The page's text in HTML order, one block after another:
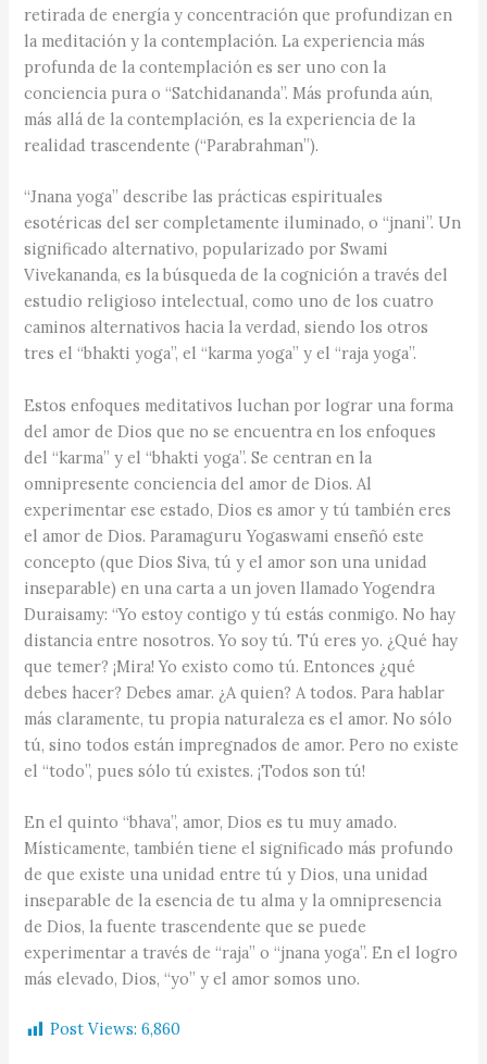
retirada de energía y concentración que profundizan en
la meditación y la contemplación. La experiencia más
profunda de la contemplación es ser uno con la
conciencia pura o “Satchidananda”. Más profunda aún,
más allá de la contemplación, es la experiencia de la
realidad trascendente (“Parabrahman”).
“Jnana yoga” describe las prácticas espirituales
esotéricas del ser completamente iluminado, o “jnani”. Un
significado alternativo, popularizado por Swami
Vivekananda, es la búsqueda de la cognición a través del
estudio religioso intelectual, como uno de los cuatro
caminos alternativos hacia la verdad, siendo los otros
tres el “bhakti yoga”, el “karma yoga” y el “raja yoga”.
Estos enfoques meditativos luchan por lograr una forma
del amor de Dios que no se encuentra en los enfoques
del “karma” y el “bhakti yoga”. Se centran en la
omnipresente conciencia del amor de Dios. Al
experimentar ese estado, Dios es amor y tú también eres
el amor de Dios. Paramaguru Yogaswami enseñó este
concepto (que Dios Siva, tú y el amor son una unidad
inseparable) en una carta a un joven llamado Yogendra
Duraisamy: “Yo estoy contigo y tú estás conmigo. No hay
distancia entre nosotros. Yo soy tú. Tú eres yo. ¿Qué hay
que temer? ¡Mira! Yo existo como tú. Entonces ¿qué
debes hacer? Debes amar. ¿A quien? A todos. Para hablar
más claramente, tu propia naturaleza es el amor. No sólo
tú, sino todos están impregnados de amor. Pero no existe
el “todo”, pues sólo tú existes. ¡Todos son tú!
En el quinto “bhava”, amor, Dios es tu muy amado.
Místicamente, también tiene el significado más profundo
de que existe una unidad entre tú y Dios, una unidad
inseparable de la esencia de tu alma y la omnipresencia
de Dios, la fuente trascendente que se puede
experimentar a través de “raja” o “jnana yoga”. En el logro
más elevado, Dios, “yo” y el amor somos uno.
Post Views: 6,860